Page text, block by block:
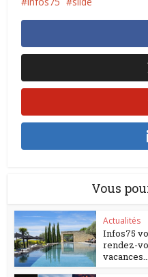
Vous
Actualités
Infos75
rendez-
vacances...